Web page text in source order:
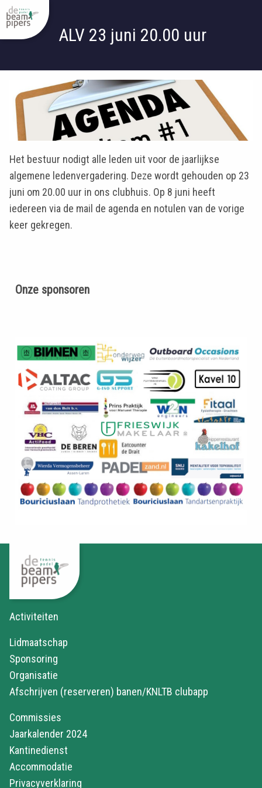
ALV 23 juni 20.00 uur
Het bestuur nodigt alle leden uit voor de jaarlijkse
algemene ledenvergadering. Deze wordt gehouden op 23
juni om 20.00 uur in ons clubhuis. Op 8 juni heeft
iedereen via de mail de agenda en notulen van de vorige
keer gekregen.
Onze sponsoren
Activiteiten
Lidmaatschap
Sponsoring
Organisatie
Afschrijven (reserveren) banen/KNLTB clubapp
Commissies
Jaarkalender 2024
Kantinedienst
Accommodatie
Privacyverklaring